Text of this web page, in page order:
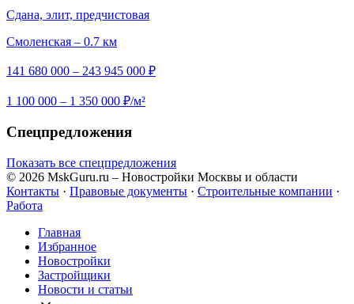
Сдана, элит, предчистовая
Смоленская – 0.7 км
141 680 000 – 243 945 000 ₽
1 100 000 – 1 350 000 ₽/м²
Спецпредложения
Показать все спецпредложения
© 2026 MskGuru.ru – Новостройки Москвы и области
Контакты · Правовые документы · Строительные компании ·
Работа
Главная
Избранное
Новостр ойки
Застройщики
Новости и статьи